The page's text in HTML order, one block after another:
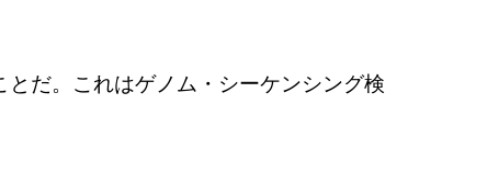
だ。これはゲノム・シーケンシング検